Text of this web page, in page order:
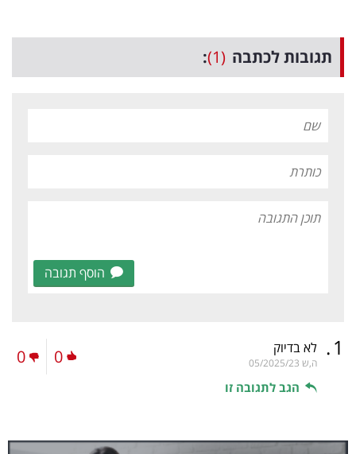
תגובות לכתבה (1)
:
הוסף תגובה
1
. לא בדיוק
ה,ש 05/2025/23
הגב לתגובה זו
0
0